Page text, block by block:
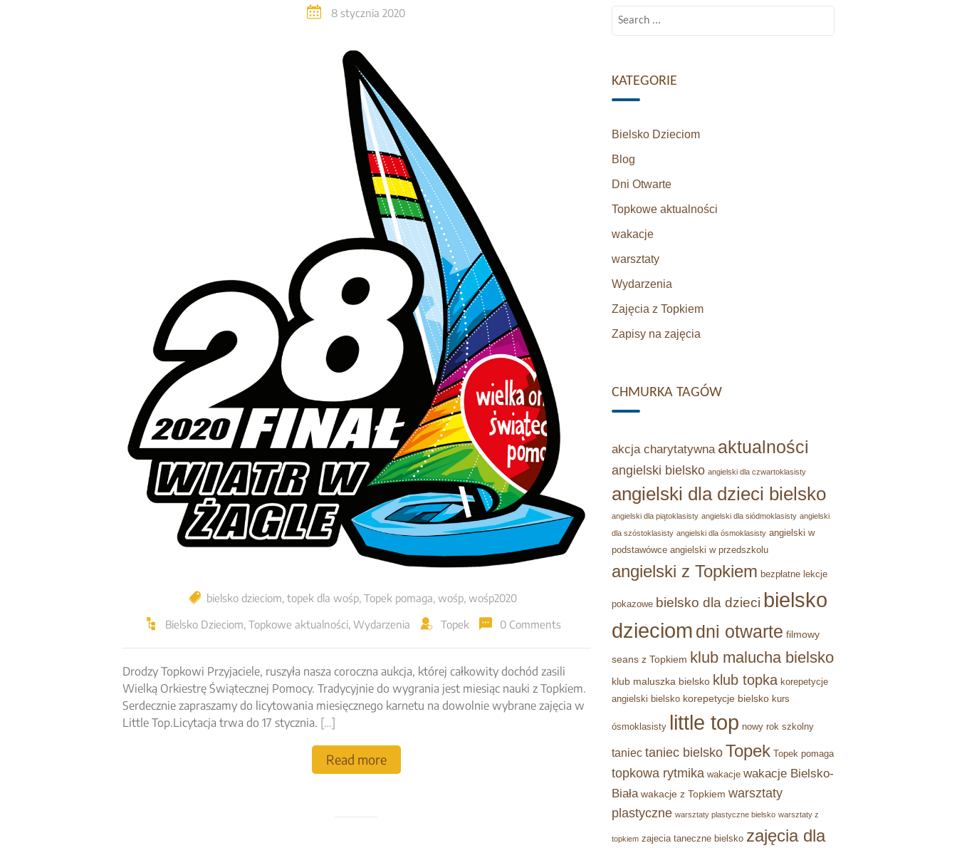
8 stycznia 2020
bielsko dzieciom, topek dla wośp, Topek pomaga, wośp, wośp2020
Bielsko Dzieciom, Topkowe aktualności, Wydarzenia Topek 0 Comments
Drodzy Topkowi Przyjaciele, ruszyła nasza coroczna aukcja, której całkowity dochód zasili
Wielką Orkiestrę Świątecznej Pomocy. Tradycyjnie do wygrania jest miesiąc nauki z Topkiem.
Serdecznie zapraszamy do licytowania miesięcznego karnetu na dowolnie wybrane zajęcia w
Little Top.Licytacja trwa do 17 stycznia. […]
Read more
Search
KATEGORIE
Bielsko Dzieciom
Blog
Dni Otwarte
Topkowe aktualności
wakacje
warsztaty
Wydarzenia
Zajęcia z Topkiem
Zapisy na zajęcia
CHMURKA TAGÓW
akcja charytatywna aktualności
angielski bielsko angielski dla czwartoklasisty
angielski dla dzieci bielsko
angielski dla piątoklasisty angielski dla siódmoklasisty angielski
dla szóstoklasisty angielski dla ósmoklasisty angielski w
podstawówce angielski w przedszkolu
angielski z Topkiem bezpłatne lekcje
pokazowe bielsko dla dzieci bielsko
dzieciom dni otwarte filmowy
seans z Topkiem klub malucha bielsko
klub maluszka bielsko klub topka korepetycje
angielski bielsko korepetycje bielsko kurs
ósmoklasisty little top nowy rok szkolny
taniec taniec bielsko Topek Topek pomaga
topkowa rytmika wakacje wakacje Bielsko-
Biała wakacje z Topkiem warsztaty
plastyczne warsztaty plastyczne bielsko warsztaty z
topkiem zajecia taneczne bielsko zajęcia dla